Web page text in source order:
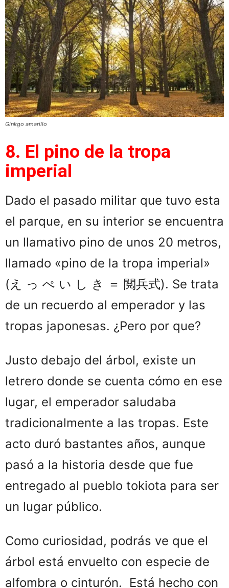
Ginkgo amarillo
8. El pino de la tropa
imperial
Dado el pasado militar que tuvo esta
el parque, en su interior se encuentra
un llamativo pino de unos 20 metros,
llamado «pino de la tropa imperial»
(え っ ぺ い し き ＝ 閲兵式). Se trata
de un recuerdo al emperador y las
tropas japonesas. ¿Pero por que?
Justo debajo del árbol, existe un
letrero donde se cuenta cómo en ese
lugar, el emperador saludaba
tradicionalmente a las tropas. Este
acto duró bastantes años, aunque
pasó a la historia desde que fue
entregado al pueblo tokiota para ser
un lugar público.
Como curiosidad, podrás ve que el
árbol está envuelto con especie de
alfombra o cinturón. Está hecho con